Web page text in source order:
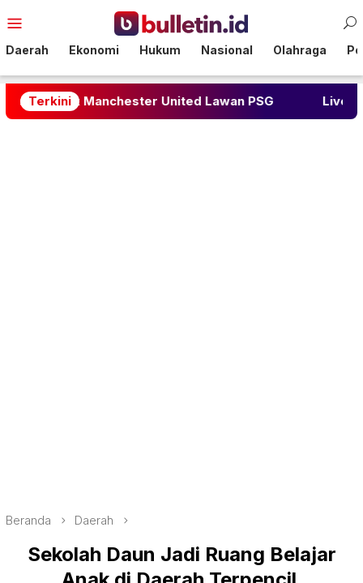
ke
Mobile
Daerah Ekonomi Hukum Nasional Olahraga
Terkini United Lawan PSG Liverpool
Beranda Daerah
Sekolah Daun Jadi Ruang Belajar